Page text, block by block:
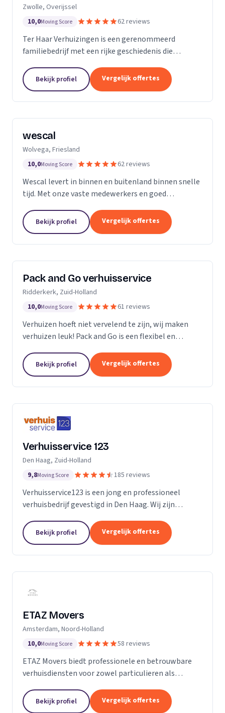
Zwolle, Overijssel
10,0Moving Score 62 reviews
Ter Haar Verhuizingen is een gerenommeerd
familiebedrijf met een rijke geschiedenis die
gespecialiseerd in het bieden van naadloze en
zorgeloze verhuisdiensten...
Bekijk profiel Vergelijk offertes
wescal
Wolvega, Friesland
10,0Moving Score 62 reviews
Wescal levert in binnen en buitenland binnen snelle
tijd. Met onze vaste medewerkers en goed
na wat we beloven. Door goede
kwaliteitsvoertuigen te...
Bekijk profiel Vergelijk offertes
Pack and Go verhuisservice
Ridderkerk, Zuid-Holland
10,0Moving Score 61 reviews
Verhuizen hoeft niet vervelend te zijn, wij maken
verhuizen leuk! Pack and Go is een flexibel en
al uw verhuizingen. Met ons team van...
Bekijk profiel Vergelijk offertes
Verhuisservice 123
Den Haag, Zuid-Holland
9,8Moving Score 185 reviews
Verhuisservice123 is een jong en professioneel
verhuisbedrijf gevestigd in Den Haag. Wij zijn
bieden een complete en zorgeloze verhuisservice.
Met een ervaren team werken wij efficiënt,
zorgvuldig en tegen transparante uurtarieven.
Bekijk profiel Vergelijk offertes
ETAZ Movers
Amsterdam, Noord-Holland
10,0Moving Score 58 reviews
ETAZ Movers biedt professionele en betrouwbare
verhuisdiensten voor zowel particulieren als
persoonlijke aanpak, zodat elke verhuizing efficiënt
en zonder stress verloopt. Ons team werkt
Bekijk profiel Vergelijk offertes